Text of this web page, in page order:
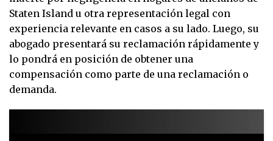
Staten Island u otra representación legal con
experiencia relevante en casos a su lado. Luego, su
abogado presentará su reclamación rápidamente y
lo pondrá en posición de obtener una
compensación como parte de una reclamación o
demanda.